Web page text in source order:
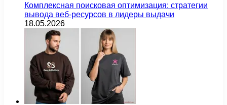
Комплексная поисковая оптимизация: стратегии
вывода веб-ресурсов в лидеры выдачи
18.05.2026